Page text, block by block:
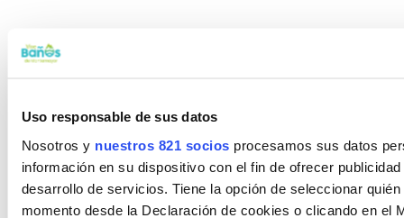
Uso responsable de sus datos
Nosotros y nuestros 821 socios procesamos sus datos
información en su dispositivo con el fin de ofrecer
desarrollo de servicios. Tiene la opción de seleccionar
momento desde la Declaración de cookies o clicando en el